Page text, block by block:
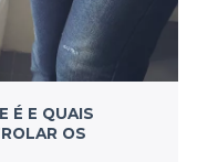
É E QUAIS
OS